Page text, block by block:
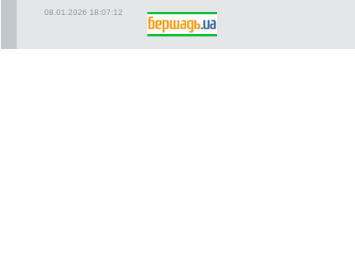
08.01.2026 18:07:12